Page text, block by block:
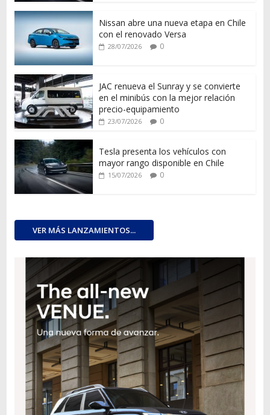
Nissan abre una nueva etapa en Chile
con el renovado Versa
28/07/2026 0
JAC renueva el Sunray y se convierte
en el minibús con la mejor relación
precio-equipamiento
23/07/2026 0
Tesla presenta los vehículos con
mayor rango disponible en Chile
15/07/2026 0
VER MÁS LANZAMIENTOS...